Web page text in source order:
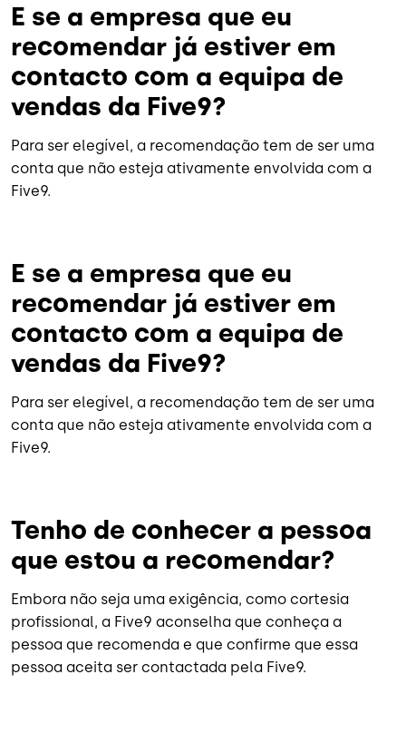
E se a empresa que eu
recomendar já estiver em
contacto com a equipa de
vendas da Five9?
Para ser elegível, a recomendação tem de ser uma
conta que não esteja ativamente envolvida com a
Five9.
E se a empresa que eu
recomendar já estiver em
contacto com a equipa de
vendas da Five9?
Para ser elegível, a recomendação tem de ser uma
conta que não esteja ativamente envolvida com a
Five9.
Tenho de conhecer a pessoa
que estou a recomendar?
Embora não seja uma exigência, como cortesia
profissional, a Five9 aconselha que conheça a
pessoa que recomenda e que confirme que essa
pessoa aceita ser contactada pela Five9.